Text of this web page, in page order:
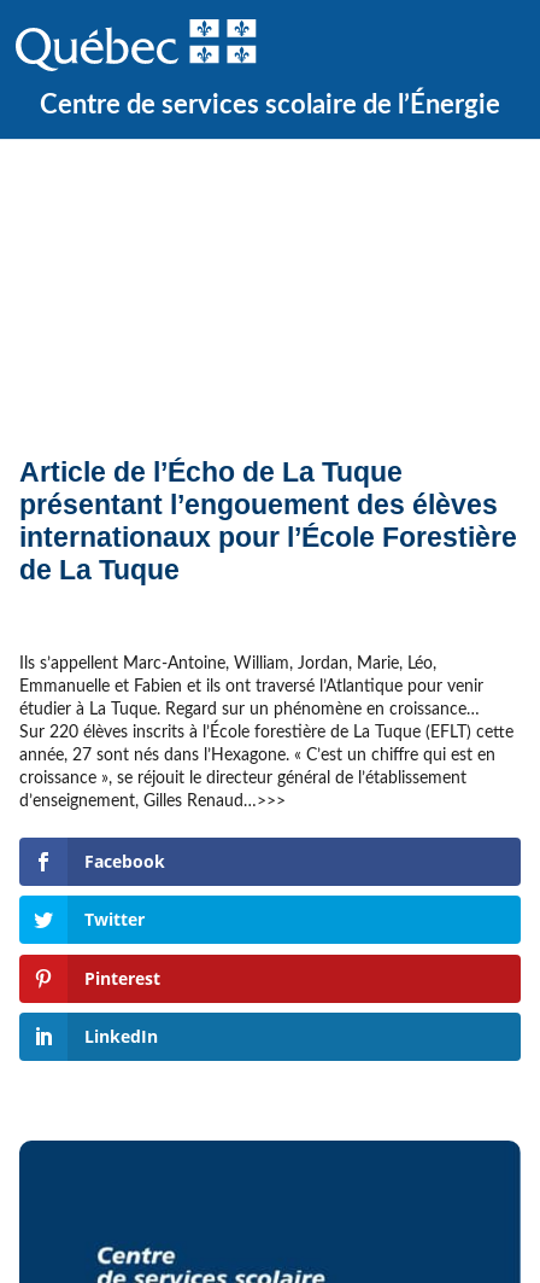
Centre de services scolaire de l’Énergie
Article de l’Écho de La Tuque
présentant l’engouement des élèves
internationaux pour l’École Forestière
de La Tuque
Ils s’appellent Marc-Antoine, William, Jordan, Marie, Léo,
Emmanuelle et Fabien et ils ont traversé l’Atlantique pour venir
étudier à La Tuque. Regard sur un phénomène en croissance…
Sur 220 élèves inscrits à l’École forestière de La Tuque (EFLT) cette
année, 27 sont nés dans l’Hexagone. « C’est un chiffre qui est en
croissance », se réjouit le directeur général de l’établissement
d’enseignement, Gilles Renaud…>>>
Facebook
Twitter
Pinterest
LinkedIn